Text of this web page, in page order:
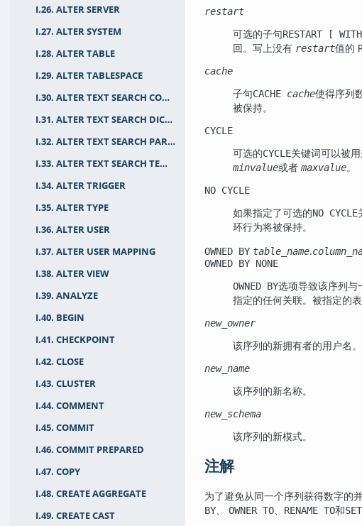
I.26. ALTER SERVER
I.27. ALTER SYSTEM
I.28. ALTER TABLE
I.29. ALTER TABLESPACE
I.30. ALTER TEXT SEARCH CONFIGURATION
I.31. ALTER TEXT SEARCH DICTIONARY
I.32. ALTER TEXT SEARCH PARSER
I.33. ALTER TEXT SEARCH TEMPLATE
I.34. ALTER TRIGGER
I.35. ALTER TYPE
I.36. ALTER USER
I.37. ALTER USER MAPPING
I.38. ALTER VIEW
I.39. ANALYZE
I.40. BEGIN
I.41. CHECKPOINT
I.42. CLOSE
I.43. CLUSTER
I.44. COMMENT
I.45. COMMIT
I.46. COMMIT PREPARED
I.47. COPY
I.48. CREATE AGGREGATE
I.49. CREATE CAST
restart
可选的子句RESTART [ WITH
回。写上没有 restart值的
cache
子句CACHE cache使得序列
被保持。
CYCLE
可选的CYCLE关键词可以被
minvalue或者 maxvalue。
NO CYCLE
如果指定了可选的NO CYCLE
环行为将被保持。
OWNED BY table_name.
OWNED BY NONE
OWNED BY选项导致该序列与
指定的任何关联。被指定的
new_owner
该序列的新拥有者的用户名。
new_name
该序列的新名称。
new_schema
该序列的新模式。
注解
为了避免从同一个序列获得数字的
BY
OWNER TO RENAME TO和